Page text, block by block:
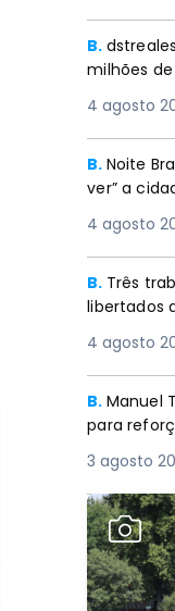
B.
milhões
4 agosto
B. Noite
ver” a
4 agosto
B. Três
libertados
4 agosto
B. Manuel
para
3 agosto